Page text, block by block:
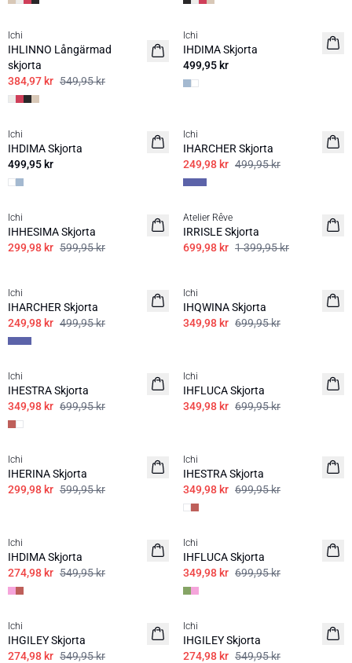
SALE | 30%
Ichi
IHLINNO Långärmad
skjorta
384,97 kr 549,95 kr
BASIC
Ichi
IHDIMA Skjorta
499,95 kr
BASIC
Ichi
IHDIMA Skjorta
499,95 kr
Ichi
IHARCHER Skjorta
249,98 kr 499,95 kr
SALE | 50%
Ichi
IHHESIMA Skjorta
299,98 kr 599,95 kr
SALE | 50%
Atelier Rêve
IRRISLE Skjorta
699,98 kr 1 399,95 kr
Ichi
IHARCHER Skjorta
249,98 kr 499,95 kr
Ichi
IHQWINA Skjorta
349,98 kr 699,95 kr
SALE | 50%
Ichi
IHESTRA Skjorta
349,98 kr 699,95 kr
Ichi
IHFLUCA Skjorta
349,98 kr 699,95 kr
SALE | 50%
Ichi
IHERINA Skjorta
299,98 kr 599,95 kr
Ichi
IHESTRA Skjorta
349,98 kr 699,95 kr
Ichi
IHDIMA Skjorta
274,98 kr 549,95 kr
SALE | 50%
Ichi
IHFLUCA Skjorta
349,98 kr 699,95 kr
SALE | 50%
Ichi
IHGILEY Skjorta
274,98 kr 549,95 kr
SALE | 50%
Ichi
IHGILEY Skjorta
274,98 kr 549,95 kr